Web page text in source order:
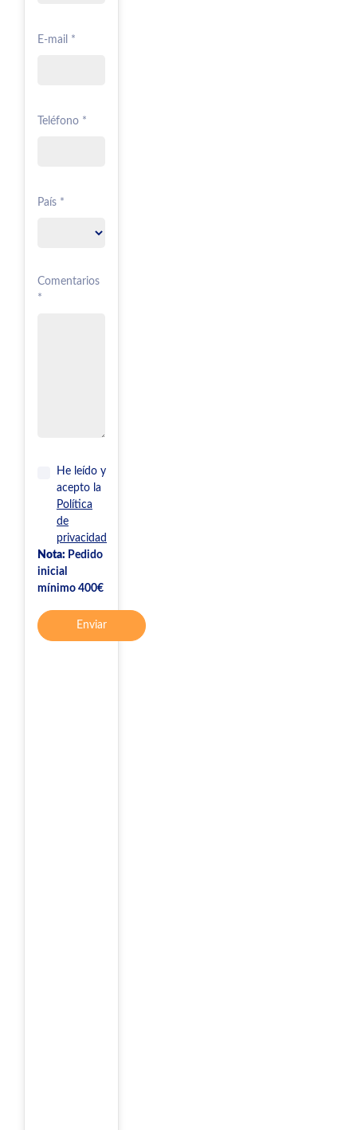
E-mail *
Teléfono *
País *
Comentarios
*
He leído y
acepto la
Política
de
privacidad
Nota: Pedido
inicial
mínimo 400€
Enviar